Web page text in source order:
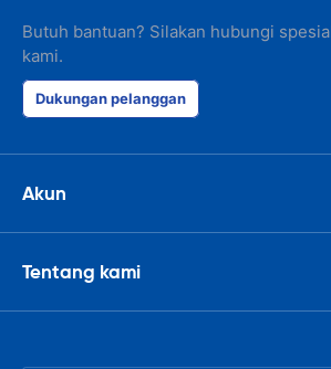
Butuh bantuan? Silakan hubungi
kami.
Dukungan pelanggan
Akun
Tentang kami